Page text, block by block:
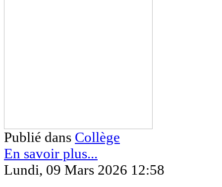
Publié dans Collège
En savoir plus...
Lundi, 09 Mars 2026 12:58